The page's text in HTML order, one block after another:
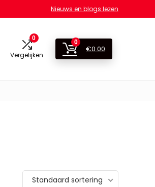
Nieuws en blogs lezen
0
Vergelijken
0
€0.00
Standaard sortering